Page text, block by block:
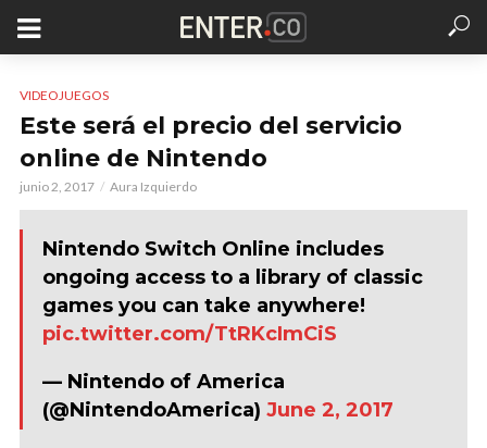
VIDEOJUEGOS
Este será el precio del servicio
online de Nintendo
junio 2, 2017 Aura Izquierdo
Nintendo Switch Online includes
ongoing access to a library of classic
games you can take anywhere!
pic.twitter.com/TtRKcImCiS
— Nintendo of America
(@NintendoAmerica) June 2, 2017